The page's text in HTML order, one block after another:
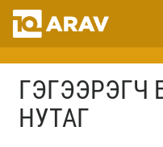
ГЭГЭЭРЭГЧ
НУТАГ